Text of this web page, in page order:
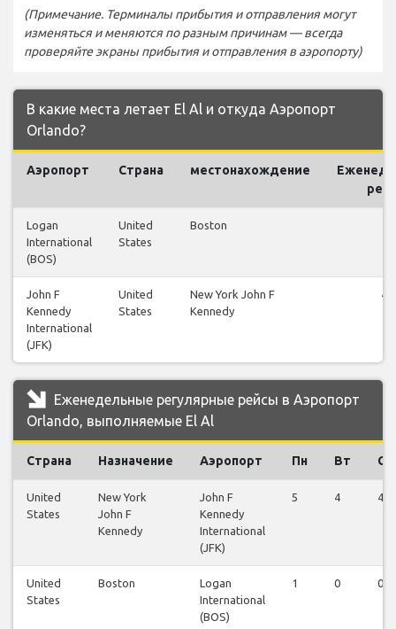
(Примечание. Терминалы прибытия и отправления могут
изменяться и меняются по разным причинам — всегда
проверяйте экраны прибытия и отправления в аэропорту)
В какие места летает El Al и откуда Аэропорт
Orlando?
Аэропорт Страна местонахождение
Logan
International
(BOS)
United
States
Boston
John F
Kennedy
International
(JFK)
United
States
New York John F
Kennedy
41
Еженедельные регулярные рейсы в Аэропорт
Orlando, выполняемые El Al
Страна Назначение Аэропорт Пн Вт Ср
United
States
New York
John F
Kennedy
John F
Kennedy
International
(JFK)
5 4 4
United
States
Boston
Logan
International
(BOS)
1 0 0